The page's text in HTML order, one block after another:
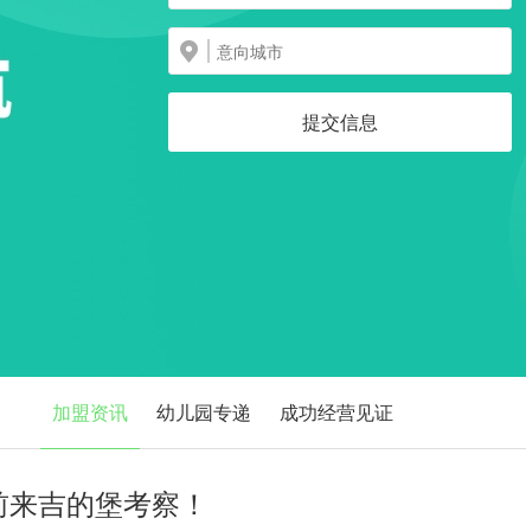
提交信息
加盟资讯 幼儿园专递 成功经营见证
吉的堡考察！